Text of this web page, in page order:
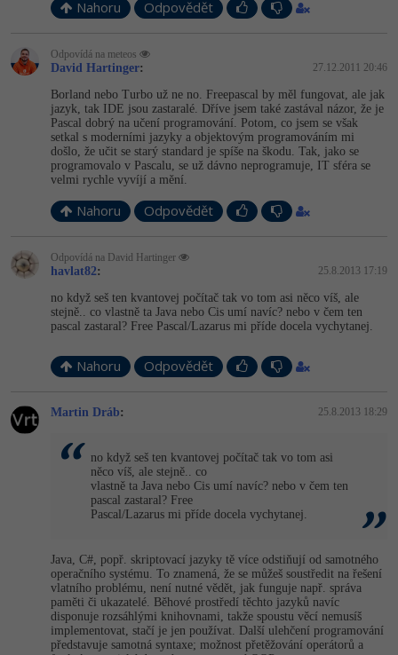
Nahoru Odpovědět
Odpovídá na meteos
David Hartinger: 27.12.2011 20:46
Borland nebo Turbo už ne no. Freepascal by měl fungovat, ale jak
jazyk, tak IDE jsou zastaralé. Dříve jsem také zastával názor, že je
Pascal dobrý na učení programování. Potom, co jsem se však
setkal s moderními jazyky a objektovým programováním mi
došlo, že učit se starý standard je spíše na škodu. Tak, jako se
programovalo v Pascalu, se už dávno neprogramuje, IT sféra se
velmi rychle vyvíjí a mění.
Nahoru Odpovědět
Odpovídá na David Hartinger
havlat82: 25.8.2013 17:19
no když seš ten kvantovej počítač tak vo tom asi něco víš, ale
stejně.. co vlastně ta Java nebo Cis umí navíc? nebo v čem ten
pascal zastaral? Free Pascal/Lazarus mi příde docela vychytanej.
Nahoru Odpovědět
Martin Dráb: 25.8.2013 18:29
no když seš ten kvantovej počítač tak vo tom asi
něco víš, ale stejně.. co
vlastně ta Java nebo Cis umí navíc? nebo v čem ten
pascal zastaral? Free
Pascal/Lazarus mi příde docela vychytanej.
Java, C#, popř. skriptovací jazyky tě více odstiňují od samotného
operačního systému. To znamená, že se můžeš soustředit na řešení
vlatního problému, není nutné vědět, jak funguje např. správa
paměti či ukazatelé. Běhové prostředí těchto jazyků navíc
disponuje rozsáhlými knihovnami, takže spoustu věcí nemusíš
implementovat, stačí je jen používat. Další ulehčení programování
představuje samotná syntaxe; možnost přetěžování operátorů a